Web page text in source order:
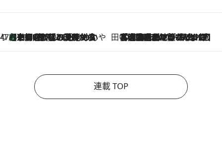
47都道府県の手みやげ ひんやりスイーツで夏を満喫
2026.8.7
【京都府】この夏絶対食べたい 冷やしておいしいおやつ3選 ひと口目から心を掴む新緑のテリーヌ 田中稲の勝手に再ブーム
2026.8.7
「湘南乃風に憧れて」観客大盛上がりの“タオル回し”に、ラッパー顔負けの高速歌唱まで…さだまさし（74）のアグレッシブすぎる現在地
連載 TOP